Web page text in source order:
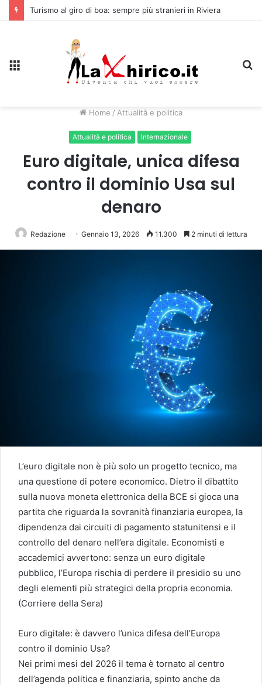
Turismo al giro di boa: sempre più stranieri in Riviera
Home / Attualità e politica
Attualità e politica Internazionale
Euro digitale, unica difesa
contro il dominio Usa sul
denaro
Redazione Gennaio 13, 2026 11.300 2 minuti di lettura
L’euro digitale non è più solo un progetto tecnico, ma
una questione di potere economico. Dietro il dibattito
sulla nuova moneta elettronica della BCE si gioca una
partita che riguarda la sovranità finanziaria europea, la
dipendenza dai circuiti di pagamento statunitensi e il
controllo del denaro nell’era digitale. Economisti e
accademici avvertono: senza un euro digitale
pubblico, l’Europa rischia di perdere il presidio su uno
degli elementi più strategici della propria economia.
(Corriere della Sera)
Euro digitale: è davvero l’unica difesa dell’Europa
contro il dominio Usa?
Nei primi mesi del 2026 il tema è tornato al centro
dell’agenda politica e finanziaria, spinto anche da